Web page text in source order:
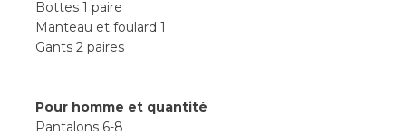
Bottes 1 paire
Manteau et foulard 1
Gants 2 paires
Pour homme et quantité
Pantalons 6-8